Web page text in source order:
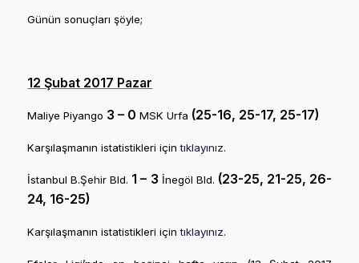
Günün sonuçları şöyle;
12 Şubat 2017 Pazar
Maliye Piyango 3 – 0 MSK Urfa (25-16, 25-17, 25-17)
Karşılaşmanın istatistikleri içintıklayınız.
İstanbul B.Şehir Bld. 1 – 3 İnegöl Bld. (23-25, 21-25, 26-
24, 16-25)
Karşılaşmanın istatistikleri içintıklayınız.